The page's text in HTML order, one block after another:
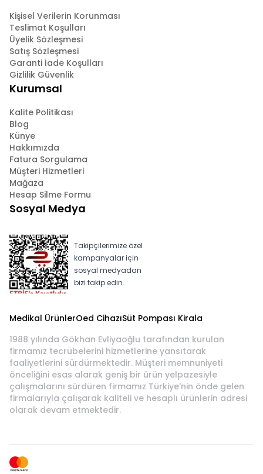
Kişisel Verilerin Korunması
Teslimat Koşulları
Üyelik Sözleşmesi
Satış Sözleşmesi
Garanti İade Koşulları
Gizlilik Güvenlik
Kurumsal
Kalite Politikası
Blog
Künye
Hakkımızda
Fatura Sorgulama
Müşteri Hizmetleri
Mağaza
Hesap Silme Formu
Sosyal Medya
Takipçilerimize özel
kampanyalar için
sosyal medyadan
bizi takip edin.
Medikal ÜrünlerOed CihazıSüt Pompası Kirala
1988 yılında Gökhan Evliyaoğlu tarafından kurulan
firmamız tecrübelerini hizmetlerine yansıtarak
faaliyetlerini sürdürmektedir. Müşteri memnuniyeti
önceliğini esas alarak geniş bir ürün yelpazesiyle
çalışmalarını sürdüren firmamız Türkiye'nin önde gelen
firmalarıyla çalışarak kaliteli ve hesaplı ürünlerin adresi
olarak devam etmektedir.